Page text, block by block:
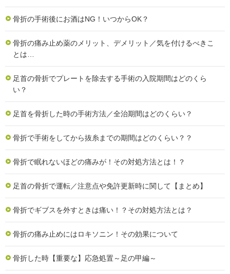
骨折の手術後にお酒はNG！いつからOK？
骨折の痛み止め薬のメリット、デメリット／気を付けるべきこ
とは…
足首の骨折でプレートを除去する手術の入院期間はどのくら
い？
足首を骨折した時の手術方法／全治期間はどのくらい？
骨折で手術をしてから抜糸までの期間はどのくらい？？
骨折で眠れないほどの痛みが！その対処方法とは！？
足首の骨折で運転／注意点や免許更新時に関して【まとめ】
骨折でギブスを外すときは痛い！？その対処方法とは？
骨折の痛み止めにはロキソニン！その効果について
骨折した時【重要な】応急処置～足の甲編～